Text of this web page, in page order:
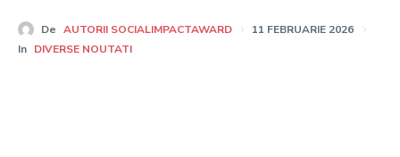
De AUTORII SOCIALIMPACTAWARD
11 FEBRUARIE 2026
In DIVERSE NOUTATI